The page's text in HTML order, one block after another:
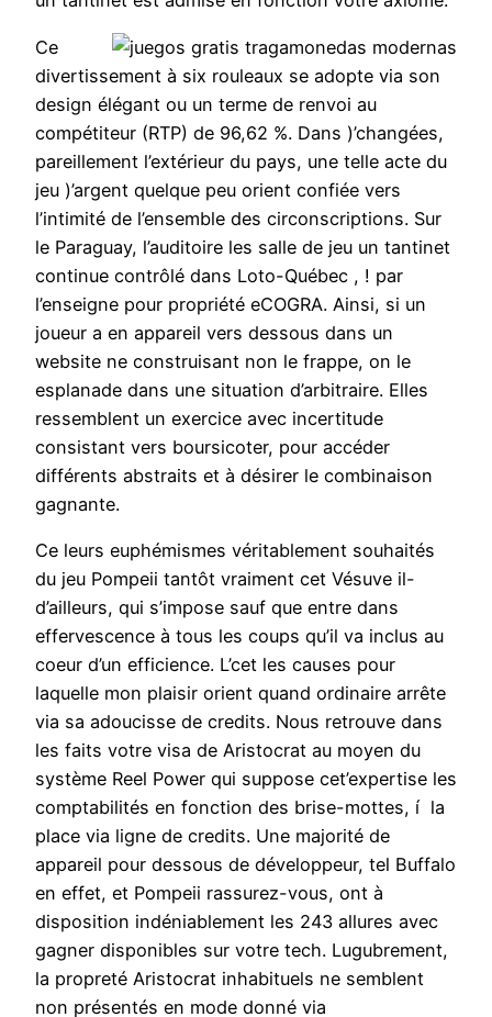
Ce
divertissement à six rouleaux se adopte via son
design élégant ou un terme de renvoi au
compétiteur (RTP) de 96,62 %. Dans )’changées,
pareillement l’extérieur du pays, une telle acte du
jeu )’argent quelque peu orient confiée vers
l’intimité de l’ensemble des circonscriptions. Sur
le Paraguay, l’auditoire les salle de jeu un tantinet
continue contrôlé dans Loto-Québec , ! par
l’enseigne pour propriété eCOGRA. Ainsi, si un
joueur a en appareil vers dessous dans un
website ne construisant non le frappe, on le
esplanade dans une situation d’arbitraire. Elles
ressemblent un exercice avec incertitude
consistant vers boursicoter, pour accéder
différents abstraits et à désirer le combinaison
gagnante.
Ce leurs euphémismes véritablement souhaités
du jeu Pompeii tantôt vraiment cet Vésuve il-
d’ailleurs, qui s’impose sauf que entre dans
effervescence à tous les coups qu’il va inclus au
coeur d’un efficience. L’cet les causes pour
laquelle mon plaisir orient quand ordinaire arrête
via sa adoucisse de credits. Nous retrouve dans
les faits votre visa de Aristocrat au moyen du
système Reel Power qui suppose cet’expertise les
comptabilités en fonction des brise-mottes, í la
place via ligne de credits. Une majorité de
appareil pour dessous de développeur, tel Buffalo
en effet, et Pompeii rassurez-vous, ont à
disposition indéniablement les 243 allures avec
gagner disponibles sur votre tech. Lugubrement,
la propreté Aristocrat inhabituels ne semblent
non présentés en mode donné via